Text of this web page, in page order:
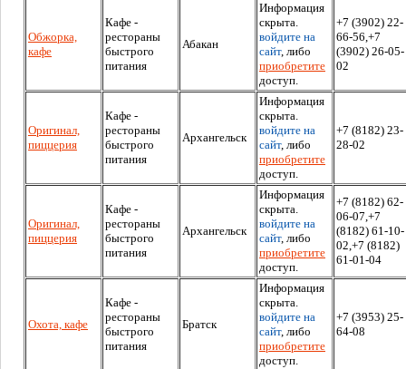
Обжорка,
кафе
Кафе -
рестораны
быстрого
питания
Абакан
Информация
скрыта.
войдите на
сайт, либо
приобретите
доступ.
+7 (3902) 22-
66-56,+7
(3902) 26-05-
02
Оригинал,
пиццерия
Кафе -
рестораны
быстрого
питания
Архангельск
Информация
скрыта.
войдите на
сайт, либо
приобретите
доступ.
+7 (8182) 23-
28-02
Оригинал,
пиццерия
Кафе -
рестораны
быстрого
питания
Архангельск
Информация
скрыта.
войдите на
сайт, либо
приобретите
доступ.
+7 (8182) 62-
06-07,+7
(8182) 61-10-
02,+7 (8182)
61-01-04
Охота, кафе
Кафе -
рестораны
быстрого
питания
Братск
Информация
скрыта.
войдите на
сайт, либо
приобретите
доступ.
+7 (3953) 25-
64-08